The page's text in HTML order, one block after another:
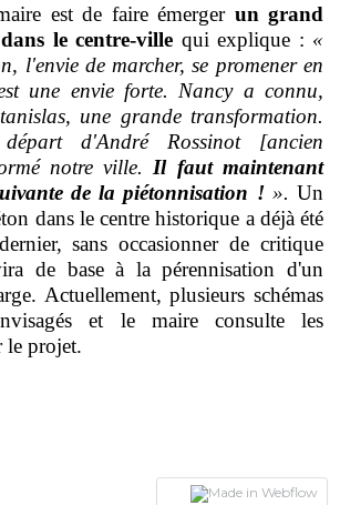
est de faire émerger un grand
le centre-ville qui explique : «
l'envie de marcher, se promener en
une envie forte. Nancy a connu,
une grande transformation.
d'André Rossinot [ancien
notre ville. Il faut maintenant
de la piétonnisation !».Un
dans le centre historique a déjà été
sans occasionner de critique
de base à la pérennisation d'un
Actuellement, plusieurs schémas
et le maire consulte les
le projet.